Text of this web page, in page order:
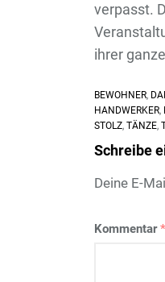
verpasst.
ihrer
BEWOHNER,
HANDWERKER,
STOLZ, TÄNZE,
Schreibe
Deine E-
Kommentar*